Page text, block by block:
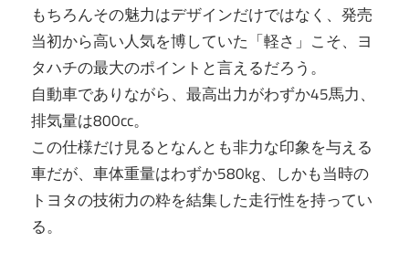
もちろんその魅力はデザインだけではなく、発売
当初から高い人気を博していた「軽さ」こそ、ヨ
タハチの最大のポイントと言えるだろう。
自動車でありながら、最高出力がわずか45馬力、
排気量は800cc。
この仕様だけ見るとなんとも非力な印象を与える
車だが、車体重量はわずか580kg、しかも当時の
トヨタの技術力の粋を結集した走行性を持ってい
る。